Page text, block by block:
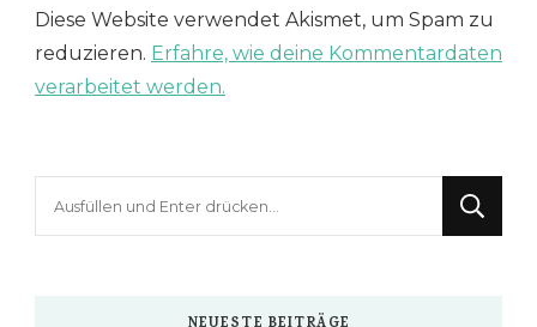
Diese Website verwendet Akismet, um Spam zu
reduzieren. Erfahre, wie deine Kommentardaten
verarbeitet werden.